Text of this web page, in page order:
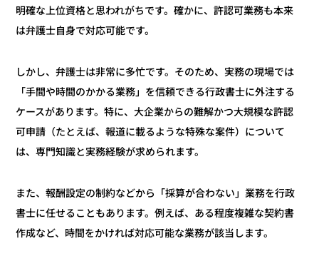
明確な上位資格と思われがちです。確かに、許認可業務も本来
は弁護士自身で対応可能です。
しかし、弁護士は非常に多忙です。そのため、実務の現場では
「手間や時間のかかる業務」を信頼できる行政書士に外注する
ケースがあります。特に、大企業からの難解かつ大規模な許認
可申請（たとえば、報道に載るような特殊な案件）について
は、専門知識と実務経験が求められます。
また、報酬設定の制約などから「採算が合わない」業務を行政
書士に任せることもあります。例えば、ある程度複雑な契約書
作成など、時間をかければ対応可能な業務が該当します。